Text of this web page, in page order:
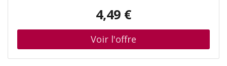
4,49 €